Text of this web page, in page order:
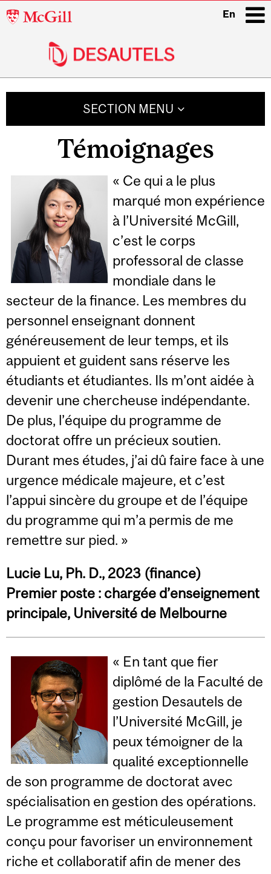
McGill
En
SECTION MENU
Témoignages
« Ce qui a le plus
marqué mon expérience
à l’Université McGill,
c’est le corps
professoral de classe
mondiale dans le
secteur de la finance. Les membres du
personnel enseignant donnent
généreusement de leur temps, et ils
appuient et guident sans réserve les
étudiants et étudiantes. Ils m’ont aidée à
devenir une chercheuse indépendante.
De plus, l’équipe du programme de
doctorat offre un précieux soutien.
Durant mes études, j’ai dû faire face à une
urgence médicale majeure, et c’est
l’appui sincère du groupe et de l’équipe
du programme qui m’a permis de me
remettre sur pied. »
Lucie Lu, Ph. D., 2023 (finance)
Premier poste : chargée d’enseignement
principale, Université de Melbourne
« En tant que fier
diplômé de la Faculté de
gestion Desautels de
l’Université McGill, je
peux témoigner de la
qualité exceptionnelle
de son programme de doctorat avec
spécialisation en gestion des opérations.
Le programme est méticuleusement
conçu pour favoriser un environnement
riche et collaboratif afin de mener des